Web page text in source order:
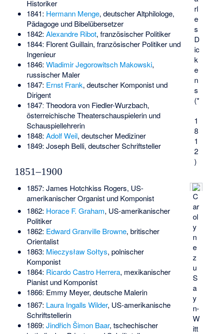
rl
e
s
D
ic
k
e
n
s
(*
1
8
1
2
)
C
ar
ol
y
n
e
z
u
S
a
y
n-
W
itt
Historiker
1841: Hermann Menge, deutscher Altphilologe,
Pädagoge und Bibelübersetzer
1842: Alexandre Ribot, französischer Politiker
1844: Florent Guillain, französischer Politiker und
Ingenieur
1846: Wladimir Jegorowitsch Makowski,
russischer Maler
1847: Ernst Frank, deutscher Komponist und
Dirigent
1847ː Theodora von Fiedler-Wurzbach,
österreichische Theaterschauspielerin und
Schauspiellehrerin
1848: Adolf Weil, deutscher Mediziner
1849: Joseph Belli, deutscher Schriftsteller
1851–1900
1857: James Hotchkiss Rogers, US-
amerikanischer Organist und Komponist
1862: Horace F. Graham, US-amerikanischer
Politiker
1862: Edward Granville Browne, britischer
Orientalist
1863: Mieczysław Sołtys, polnischer
Komponist
1864: Ricardo Castro Herrera, mexikanischer
Pianist und Komponist
1866: Emmy Meyer, deutsche Malerin
1867: Laura Ingalls Wilder, US-amerikanische
Schriftstellerin
1869: Jindřich Šimon Baar, tschechischer